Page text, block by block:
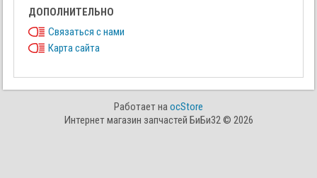
ДОПОЛНИТЕЛЬНО
Связаться с нами
Карта сайта
Работает наocStore
Интернет магазин запчастей БиБи32 © 2026